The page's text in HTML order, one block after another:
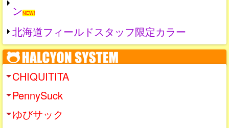
ンNEW!
北海道フィールドスタッフ限定カラー
CHIQUITITA
PennySuck
ゆびサック